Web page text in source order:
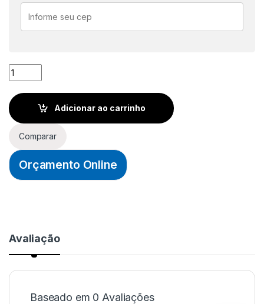
TOMADA 2P+T DUPLA 10A DE EMBUTIR - CINZA - PERLEX
Adicionar ao carrinho
Comparar
Orçamento Online
Avaliação
Baseado em 0 Avaliações